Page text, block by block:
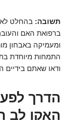
תשובה: בהחלט
ברפואת האם
ומעמיקה באבחון
התמחות מיוחדת
ודאו שאתם בידיים
הדרך
האקו לב